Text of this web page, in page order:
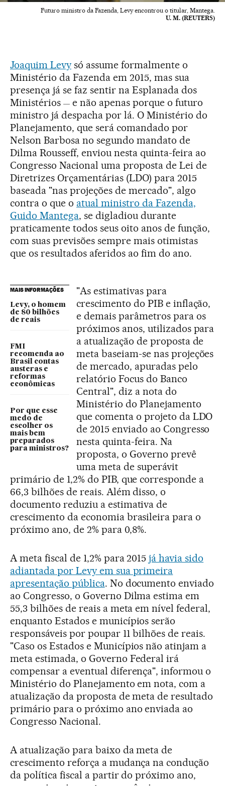
Futuro ministro da Fazenda, Levy encontrou o titular, Mantega.
U. M. (REUTERS)
Joaquim Levy só assume formalmente o
Ministério da Fazenda em 2015, mas sua
presença já se faz sentir na Esplanada dos
Ministérios — e não apenas porque o futuro
ministro já despacha por lá. O Ministério do
Planejamento, que será comandado por
Nelson Barbosa no segundo mandato de
Dilma Rousseff, enviou nesta quinta-feira ao
Congresso Nacional uma proposta de Lei de
Diretrizes Orçamentárias (LDO) para 2015
baseada "nas projeções de mercado", algo
contra o que o atual ministro da Fazenda,
Guido Mantega, se digladiou durante
praticamente todos seus oito anos de função,
com suas previsões sempre mais otimistas
que os resultados aferidos ao fim do ano.
MAIS INFORMAÇÕES
Levy, o homem
de 80 bilhões
de reais
FMI
recomenda ao
Brasil contas
austeras e
reformas
econômicas
Por que esse
medo de
escolher os
mais bem
preparados
para ministros?
"As estimativas para
crescimento do PIB e inflação,
e demais parâmetros para os
próximos anos, utilizados para
a atualização de proposta de
meta baseiam-se nas projeções
de mercado, apuradas pelo
relatório Focus do Banco
Central", diz a nota do
Ministério do Planejamento
que comenta o projeto da LDO
de 2015 enviado ao Congresso
nesta quinta-feira. Na
proposta, o Governo prevê
uma meta de superávit
primário de 1,2% do PIB, que corresponde a
66,3 bilhões de reais. Além disso, o
documento reduziu a estimativa de
crescimento da economia brasileira para o
próximo ano, de 2% para 0,8%.
A meta fiscal de 1,2% para 2015já havia sido
adiantada por Levy em sua primeira
apresentação pública. No documento enviado
ao Congresso, o Governo Dilma estima em
55,3 bilhões de reais a meta em nível federal,
enquanto Estados e municípios serão
responsáveis por poupar 11 bilhões de reais.
"Caso os Estados e Municípios não atinjam a
meta estimada, o Governo Federal irá
compensar a eventual diferença", informou o
Ministério do Planejamento em nota, com a
atualização da proposta de meta de resultado
primário para o próximo ano enviada ao
Congresso Nacional.
A atualização para baixo da meta de
crescimento reforça a mudança na condução
da política fiscal a partir do próximo ano,